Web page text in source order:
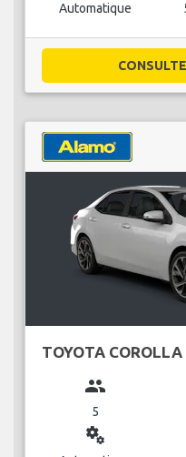
Automatique
TOYOTA COROLLA
group
5
miscellaneous_services